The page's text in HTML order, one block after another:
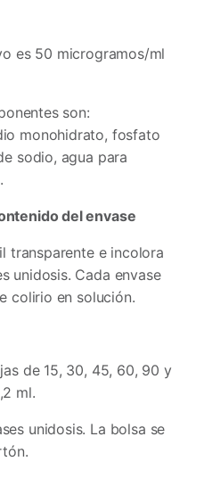
50 microgramos/ml
son:
monohidrato, fosfato
sodio, agua para
del envase
transparente e incolora
unidosis. Cada envase
colirio en solución.
de 15, 30, 45, 60, 90 y
ml.
unidosis. La bolsa se